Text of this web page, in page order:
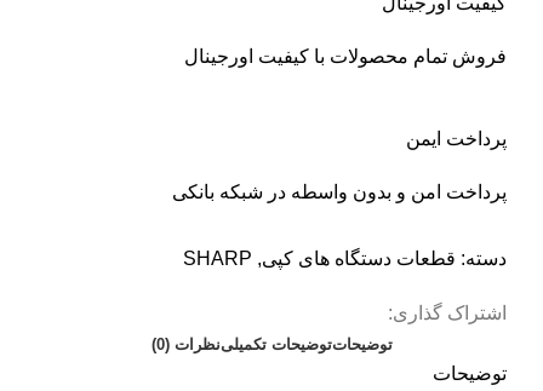
فروش تمام محصولات با کیفیت اورجینال
پرداخت ایمن
پرداخت امن و بدون واسطه در شبکه بانکی
دسته: قطعات دستگاه های کپی,
SHARP
اشتراک گذاری:
توضیحاتتوضیحات تکمیلینظرات (0)
توضیحات